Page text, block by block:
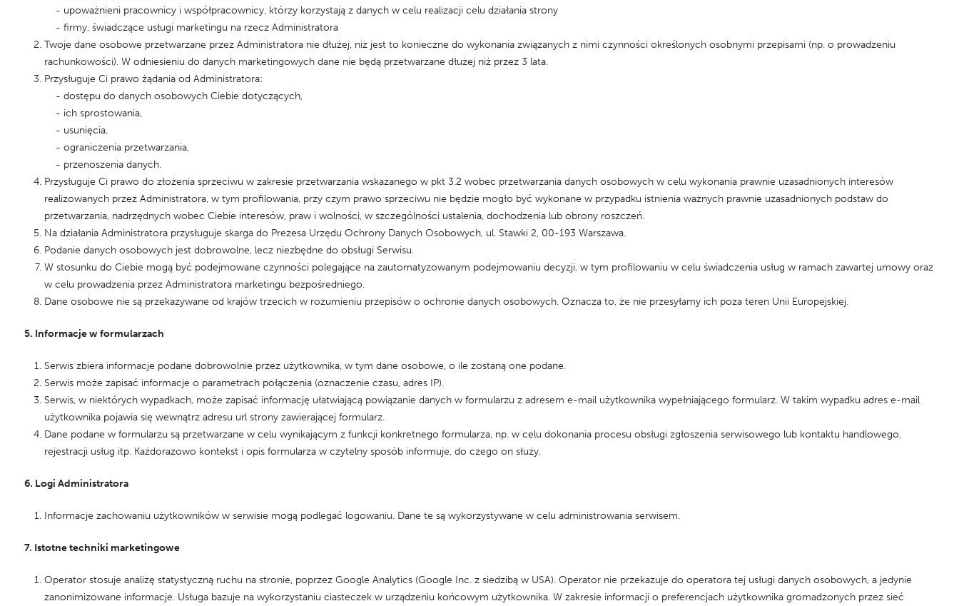
- upoważnieni pracownicy i współpracownicy, którzy korzystają z danych w celu realizacji celu działania strony
- firmy, świadczące usługi marketingu na rzecz Administratora
Twoje dane osobowe przetwarzane przez Administratora nie dłużej, niż jest to konieczne do wykonania związanych z nimi czynności określonych osobnymi przepisami (np. o prowadzeniu
rachunkowości). W odniesieniu do danych marketingowych dane nie będą przetwarzane dłużej niż przez 3 lata.
Przysługuje Ci prawo żądania od Administratora:
- dostępu do danych osobowych Ciebie dotyczących,
- ich sprostowania,
- usunięcia,
- ograniczenia przetwarzania,
- przenoszenia danych.
Przysługuje Ci prawo do złożenia sprzeciwu w zakresie przetwarzania wskazanego w pkt 3.2 wobec przetwarzania danych osobowych w celu wykonania prawnie uzasadnionych interesów
realizowanych przez Administratora, w tym profilowania, przy czym prawo sprzeciwu nie będzie mogło być wykonane w przypadku istnienia ważnych prawnie uzasadnionych podstaw do
przetwarzania, nadrzędnych wobec Ciebie interesów, praw i wolności, w szczególności ustalenia, dochodzenia lub obrony roszczeń.
Na działania Administratora przysługuje skarga do Prezesa Urzędu Ochrony Danych Osobowych, ul. Stawki 2, 00-193 Warszawa.
Podanie danych osobowych jest dobrowolne, lecz niezbędne do obsługi Serwisu.
W stosunku do Ciebie mogą być podejmowane czynności polegające na zautomatyzowanym podejmowaniu decyzji, w tym profilowaniu w celu świadczenia usług w ramach zawartej umowy oraz
w celu prowadzenia przez Administratora marketingu bezpośredniego.
Dane osobowe nie są przekazywane od krajów trzecich w rozumieniu przepisów o ochronie danych osobowych. Oznacza to, że nie przesyłamy ich poza teren Unii Europejskiej.
5. Informacje w formularzach
Serwis zbiera informacje podane dobrowolnie przez użytkownika, w tym dane osobowe, o ile zostaną one podane.
Serwis może zapisać informacje o parametrach połączenia (oznaczenie czasu, adres IP).
Serwis, w niektórych wypadkach, może zapisać informację ułatwiającą powiązanie danych w formularzu z adresem e-mail użytkownika wypełniającego formularz. W takim wypadku adres e-mail
użytkownika pojawia się wewnątrz adresu url strony zawierającej formularz.
Dane podane w formularzu są przetwarzane w celu wynikającym z funkcji konkretnego formularza, np. w celu dokonania procesu obsługi zgłoszenia serwisowego lub kontaktu handlowego,
rejestracji usług itp. Każdorazowo kontekst i opis formularza w czytelny sposób informuje, do czego on służy.
6. Logi Administratora
Informacje zachowaniu użytkowników w serwisie mogą podlegać logowaniu. Dane te są wykorzystywane w celu administrowania serwisem.
7. Istotne techniki marketingowe
Operator stosuje analizę statystyczną ruchu na stronie, poprzez Google Analytics (Google Inc. z siedzibą w USA). Operator nie przekazuje do operatora tej usługi danych osobowych, a jedynie
zanonimizowane informacje. Usługa bazuje na wykorzystaniu ciasteczek w urządzeniu końcowym użytkownika. W zakresie informacji o preferencjach użytkownika gromadzonych przez sieć